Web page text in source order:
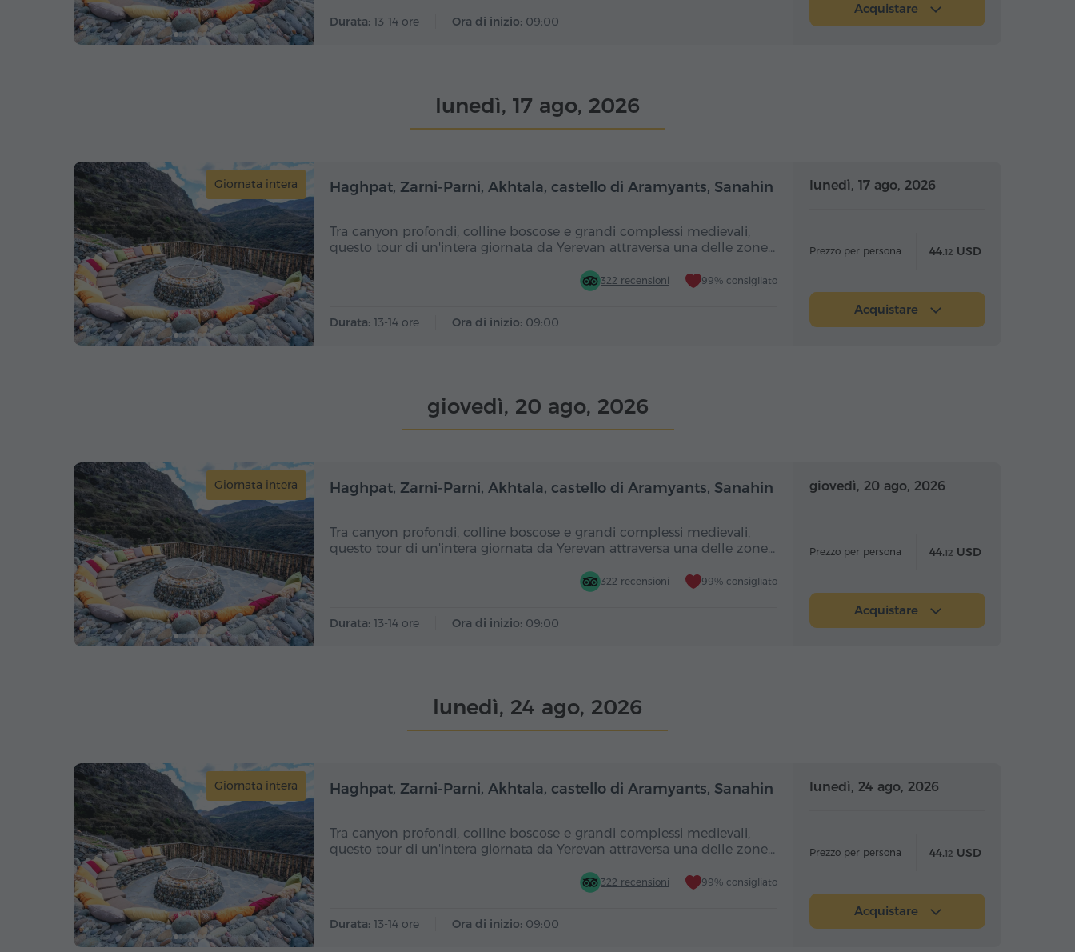
Durata: 13-14 ore Ora di inizio: 09:00
Acquistare
lunedì, 17 ago, 2026
Giornata intera Giornata intera Giornata intera Giornata intera
Haghpat, Zarni-Parni, Akhtala, castello di Aramyants, Sanahin
Tra canyon profondi, colline boscose e grandi complessi medievali,
questo tour di un'intera giornata da Yerevan attraversa una delle zone…
322 recensioni 99% consigliato
Durata: 13-14 ore Ora di inizio: 09:00
lunedì, 17 ago, 2026
Prezzo per persona 44.12 USD
Acquistare
giovedì, 20 ago, 2026
Giornata intera Giornata intera Giornata intera Giornata intera
Haghpat, Zarni-Parni, Akhtala, castello di Aramyants, Sanahin
Tra canyon profondi, colline boscose e grandi complessi medievali,
questo tour di un'intera giornata da Yerevan attraversa una delle zone…
322 recensioni 99% consigliato
Durata: 13-14 ore Ora di inizio: 09:00
giovedì, 20 ago, 2026
Prezzo per persona 44.12 USD
Acquistare
lunedì, 24 ago, 2026
Giornata intera Giornata intera Giornata intera Giornata intera
Haghpat, Zarni-Parni, Akhtala, castello di Aramyants, Sanahin
Tra canyon profondi, colline boscose e grandi complessi medievali,
questo tour di un'intera giornata da Yerevan attraversa una delle zone…
322 recensioni 99% consigliato
Durata: 13-14 ore Ora di inizio: 09:00
lunedì, 24 ago, 2026
Prezzo per persona 44.12 USD
Acquistare